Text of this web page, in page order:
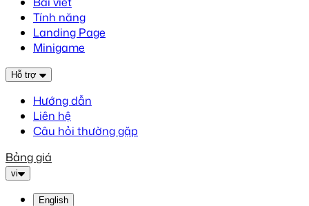
Tính năng
Landing Page
Minigame
Hỗ trợ
Hướng dẫn
Liên hệ
Câu hỏi thường gặp
Bảng giá
vi
English